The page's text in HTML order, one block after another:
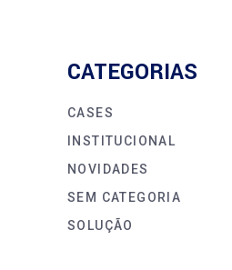
CATEGORIAS
CASES
INSTITUCIONAL
NOVIDADES
SEM CATEGORIA
SOLUÇÃO